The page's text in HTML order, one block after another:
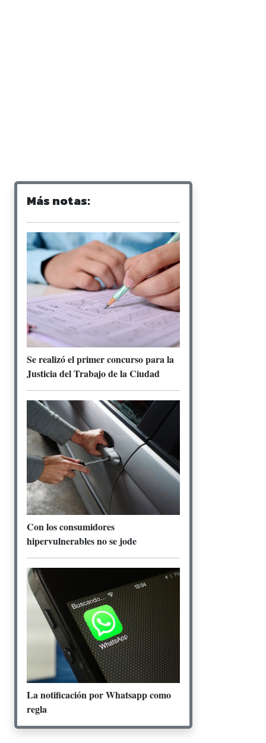
Más notas:
Se realizó el primer concurso para la
Justicia del Trabajo de la Ciudad
Con los consumidores
hipervulnerables no se jode
La notificación por Whatsapp como
regla